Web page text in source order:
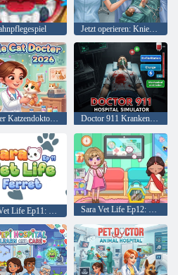
Jetzt operieren: Knieoperation
Kleiner Katzendoktor 2026 Doctor 911 Krankenhaussimulator
Sara Vet Life Ep12: Chamäleon